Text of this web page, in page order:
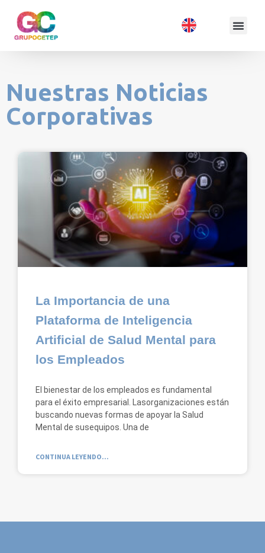
Nuestras Noticias
Corporativas
La Importancia de una
Plataforma de Inteligencia
Artificial de Salud Mental para
los Empleados
El bienestar de los empleados es fundamental
para el éxito empresarial. Lasorganizaciones están
buscando nuevas formas de apoyar la Salud
Mental de susequipos. Una de
CONTINUA LEYENDO...